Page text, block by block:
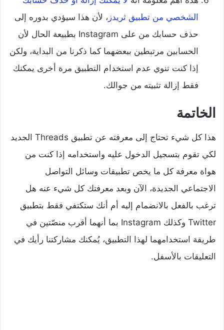
الشخصي من تطبيق ثريدز ، لأن هذا سيؤدي بدوره إلى
حذف حسابك من على Instagram بطبيعة الحال لأن
الحسابين مرتبطين ببعضهما كما ذكرنا من البداية، ولكن
إذا كنت تنوي عدم استخدام التطبيق مرة أخرى يمكنك
فقط إزالة تثبيته من جوالك.
الخاتمة
هذا كل شيء تحتاج إلى معرفته عن تطبيق Threads الجديد
لكي تقوم بتسجيل الدخول عليه واستخدامه إذا كنت من
هواة معرفة كل ما يخص تطبيقات وسائل التواصل
الاجتماعي الجديدة، الآن وبعد معرفتك كل شيء عنه هل
ترغب بالفعل بالانضمام إليه أم أنك ستكتفي فقط بتطبيق
Twitter وكذلك Instagram بما أنهما أقرب منصّتين في
طريقة استخدامهما لهذا التطبيق، يُمكنك مشاركتنا رأيك في
التعليقات بالأسفل.